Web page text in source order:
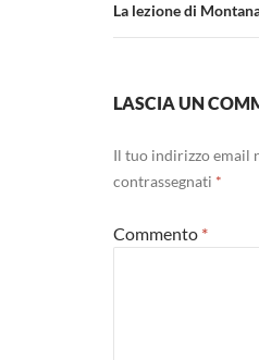
La lezione di
LASCIA UN
Il tuo indirizzo email
contrassegnati *
Commento *